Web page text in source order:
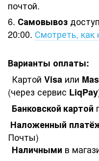
почтой.
6. Самовывоз
20:00. Смотреть, как
Варианты оплаты:
Картой Visa или
(через сервис LiqPay
Банковской картой
Наложенный
Почты)
Наличными в